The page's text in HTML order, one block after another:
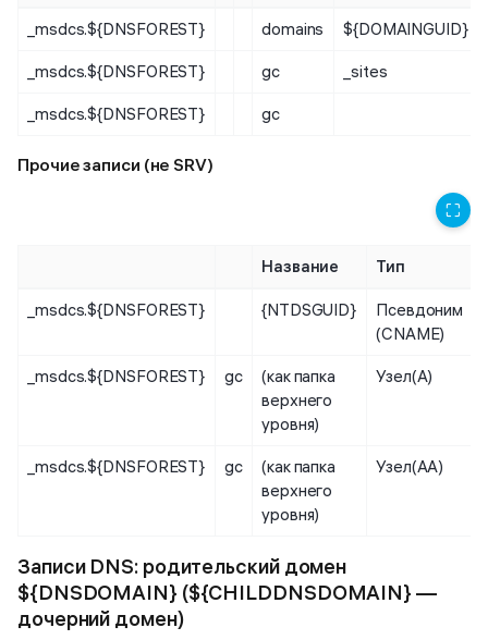
_msdcs.${DNSFOREST} domains ${DOMAINGUID}
_msdcs.${DNSFOREST} gc _sites
_msdcs.${DNSFOREST} gc
Прочие записи (не SRV)
⛶
Название Тип
_msdcs.${DNSFOREST} {NTDSGUID}
Псевдоним
(CNAME)
_msdcs.${DNSFOREST} gc
(как папка
верхнего
уровня)
Узел(А)
_msdcs.${DNSFOREST} gc
(как папка
верхнего
уровня)
Узел(АА)
Записи DNS: родительский домен
${DNSDOMAIN} (${CHILDDNSDOMAIN} —
дочерний домен)